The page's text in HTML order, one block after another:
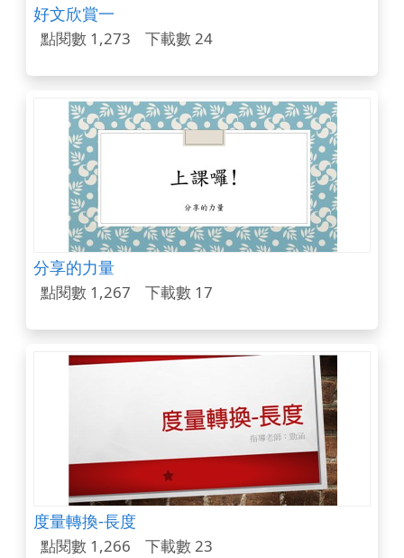
好文欣賞一
點閱數 1,273 下載數 24
分享的力量
點閱數 1,267 下載數 17
度量轉換-長度
點閱數 1,266 下載數 23